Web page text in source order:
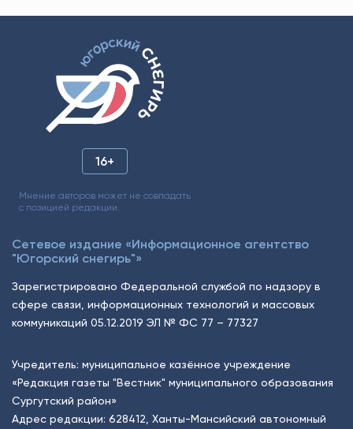
16+
Мнение авторов может не совпадать
с позицией редакции.
Сетевое издание «Информационное агентство
"Югорский снегирь"»
Зарегистрировано Федеральной службой по надзору в
сфере связи, информационных технологий и массовых
коммуникаций 05.12.2019 ЭЛ № ФС 77 – 77327
Учредитель: муниципальное казённое учреждение
«Редакция газеты "Вестник" муниципального образования
Сургутский район»
Адрес редакции: 628412, Ханты-Мансийский автономный